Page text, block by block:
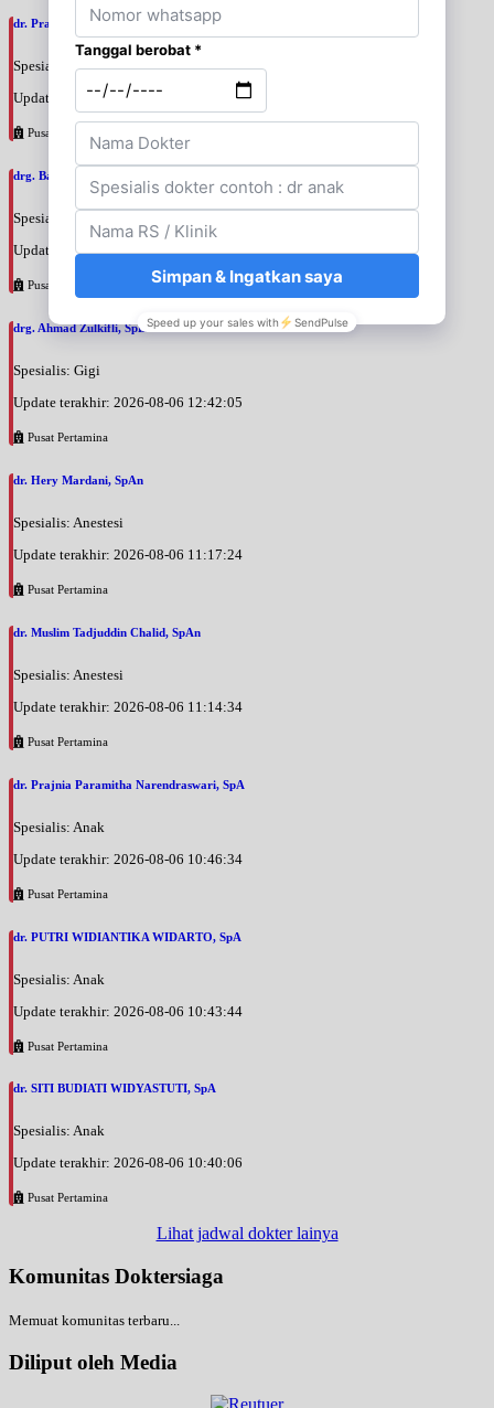
dr. Prasastha Adhistana, SpBPRE
Spesialis: Bedah Plastik
Update terakhir: 2026-08-06 13:29:56
Pusat Pertamina
drg. Bayu Rahadian, SpBM
Spesialis: Gigi
Update terakhir: 2026-08-06 13:24:33
Pusat Pertamina
drg. Ahmad Zulkifli, SpBM
Spesialis: Gigi
Update terakhir: 2026-08-06 12:42:05
Pusat Pertamina
dr. Hery Mardani, SpAn
Spesialis: Anestesi
Update terakhir: 2026-08-06 11:17:24
Pusat Pertamina
dr. Muslim Tadjuddin Chalid, SpAn
Spesialis: Anestesi
Update terakhir: 2026-08-06 11:14:34
Pusat Pertamina
dr. Prajnia Paramitha Narendraswari, SpA
Spesialis: Anak
Update terakhir: 2026-08-06 10:46:34
Pusat Pertamina
dr. PUTRI WIDIANTIKA WIDARTO, SpA
Spesialis: Anak
Update terakhir: 2026-08-06 10:43:44
Pusat Pertamina
dr. SITI BUDIATI WIDYASTUTI, SpA
Spesialis: Anak
Update terakhir: 2026-08-06 10:40:06
Pusat Pertamina
Lihat jadwal dokter lainya
Komunitas Doktersiaga
Memuat komunitas terbaru...
Diliput oleh Media